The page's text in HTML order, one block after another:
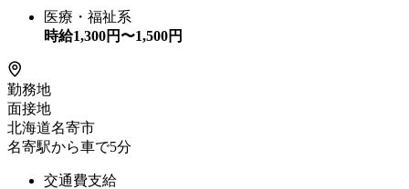
医療・福祉系
時給1,300円〜1,500円
勤務地
面接地
北海道名寄市
名寄駅から車で5分
交通費支給